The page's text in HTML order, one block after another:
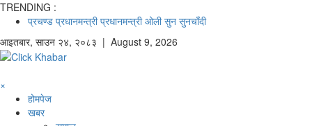
TRENDING :
प्रचण्ड प्रधानमन्त्री प्रधानमन्त्री ओली सुन सुनचाँदी
आइतबार, साउन २४, २०८३ | August 9, 2026
×
होमपेज
खबर